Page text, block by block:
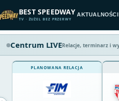
BEST SPEEDWAY
TV · ŻUŻEL BEZ PRZERWY
Centrum LIVERelacje, terminarz i
PLANOWANA RELACJA